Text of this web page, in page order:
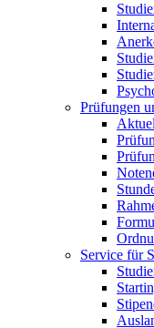
Prüfungen
Service für